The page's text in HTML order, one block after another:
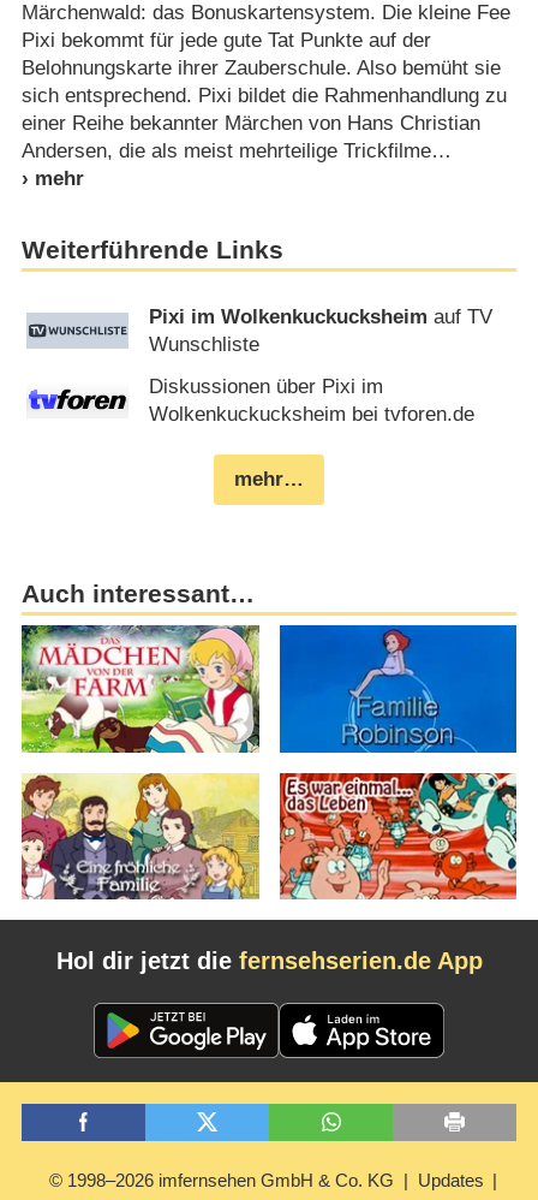
Märchenwald: das Bonuskartensystem. Die kleine Fee
Pixi bekommt für jede gute Tat Punkte auf der
Belohnungskarte ihrer Zauberschule. Also bemüht sie
sich entsprechend. Pixi bildet die Rahmenhandlung zu
einer Reihe bekannter Märchen von Hans Christian
Andersen, die als meist mehrteilige Trickfilme
Weiterführende Links
Pixi im Wolkenkuckucksheim auf TV
Wunschliste
Diskussionen über Pixi im
Wolkenkuckucksheim bei tvforen.de
mehr…
Auch interessant…
Hol dir jetzt die fernsehserien.de App
© 1998–2026 imfernsehen GmbH & Co. KG Updates